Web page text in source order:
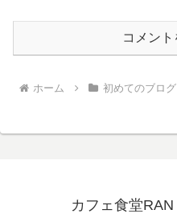
コメン
ホーム 初めてのブログ
カフェ食堂